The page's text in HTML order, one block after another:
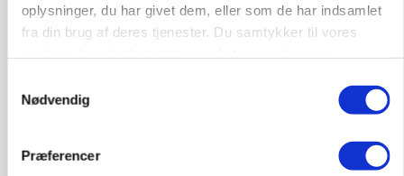
oplysninger, du har givet dem, eller som de har indsamlet
fra din brug af deres tjenester. Du samtykker til vores
Nødvendig
Præferencer